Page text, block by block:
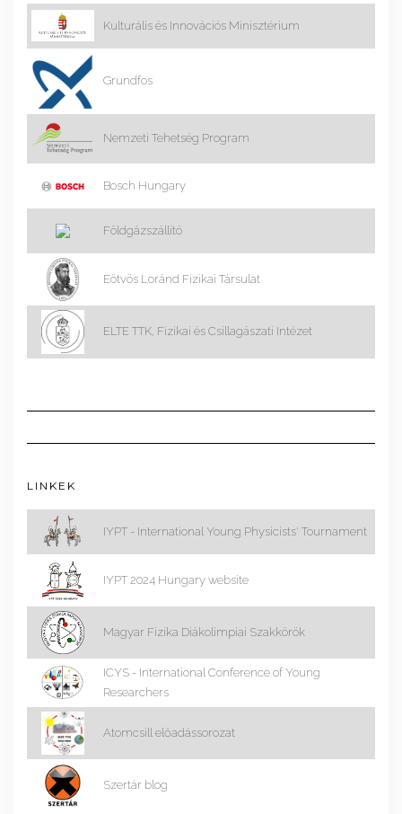
Kulturális és Innovációs Minisztérium
Grundfos
Nemzeti Tehetség Program
Bosch Hungary
Földgázszállító
Eötvös Loránd Fizikai Társulat
ELTE TTK, Fizikai és Csillagászati Intézet
LINKEK
IYPT - International Young Physicists' Tournament
IYPT 2024 Hungary website
Magyar Fizika Diákolimpiai Szakkörök
ICYS - International Conference of Young
Researchers
Atomcsill előadássorozat
Szertár blog